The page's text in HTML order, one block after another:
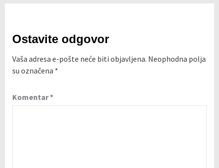
Ostavite odgovor
Vaša adresa e-pošte neće biti objavljena. Neophodna polja
su označena *
Komentar*